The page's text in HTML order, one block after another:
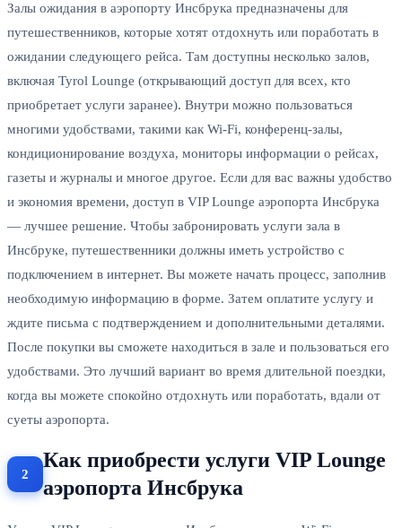
Залы ожидания в аэропорту Инсбрука предназначены для
путешественников, которые хотят отдохнуть или поработать в
ожидании следующего рейса. Там доступны несколько залов,
включая Tyrol Lounge (открывающий доступ для всех, кто
приобретает услуги заранее). Внутри можно пользоваться
многими удобствами, такими как Wi-Fi, конференц-залы,
кондиционирование воздуха, мониторы информации о рейсах,
газеты и журналы и многое другое. Если для вас важны удобство
и экономия времени, доступ в VIP Lounge аэропорта Инсбрука
— лучшее решение. Чтобы забронировать услуги зала в
Инсбруке, путешественники должны иметь устройство с
подключением в интернет. Вы можете начать процесс, заполнив
необходимую информацию в форме. Затем оплатите услугу и
ждите письма с подтверждением и дополнительными деталями.
После покупки вы сможете находиться в зале и пользоваться его
удобствами. Это лучший вариант во время длительной поездки,
когда вы можете спокойно отдохнуть или поработать, вдали от
суеты аэропорта.
Как приобрести услуги VIP Lounge
аэропорта Инсбрука